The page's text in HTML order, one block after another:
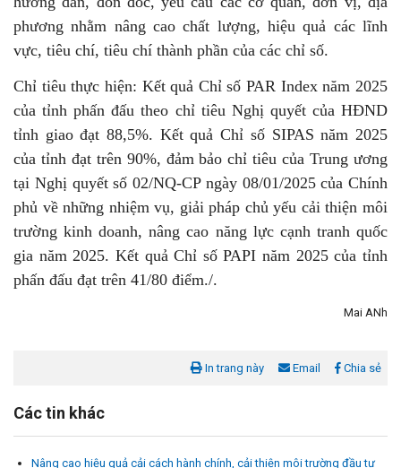
phương nhằm nâng cao chất lượng, hiệu quả các lĩnh
vực, tiêu chí, tiêu chí thành phần của các chỉ số.
Chỉ tiêu thực hiện: Kết quả Chỉ số PAR Index năm 2025
của tỉnh phấn đấu theo chỉ tiêu Nghị quyết của HĐND
tỉnh giao đạt 88,5%. Kết quả Chỉ số SIPAS năm 2025
của tỉnh đạt trên 90%, đảm bảo chỉ tiêu của Trung ương
tại Nghị quyết số 02/NQ-CP ngày 08/01/2025 của Chính
phủ về những nhiệm vụ, giải pháp chủ yếu cải thiện môi
trường kinh doanh, nâng cao năng lực cạnh tranh quốc
gia năm 2025. Kết quả Chỉ số PAPI năm 2025 của tỉnh
phấn đấu đạt trên 41/80 điểm./.
Mai ANh
In trang này Email Chia sẻ
Các tin khác
Nâng cao hiệu quả cải cách hành chính, cải thiện môi trường đầu tư